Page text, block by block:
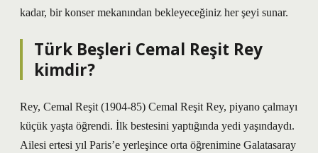
kadar, bir konser mekanından bekleyeceğiniz her şeyi sunar.
Türk Beşleri Cemal Reşit Rey
kimdir?
Rey, Cemal Reşit (1904-85) Cemal Reşit Rey, piyano çalmayı
küçük yaşta öğrendi. İlk bestesini yaptığında yedi yaşındaydı.
Ailesi ertesi yıl Paris’e yerleşince orta öğrenimine Galatasaray